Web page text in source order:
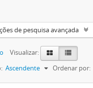
de pesquisa avançada
Visualizar:
Ordenar por:
Ascendente